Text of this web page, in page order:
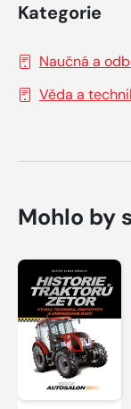
Kategorie
Naučná a
Věda a
Mohlo by